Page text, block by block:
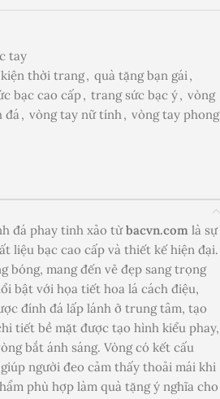
tay
thời trang, quà tặng bạn gái ,
bạc cao cấp, trang sức bạc ý, vòng
đá , vòng tay nữ tính , vòng tay phong
đá phay tinh xảo từbacvn.com là sự
liệu bạc cao cấp và thiết kế hiện đại.
bóng, mang đến vẻ đẹp sang trọng
bật với họa tiết hoa lá cách điệu,
đính đá lấp lánh ở trung tâm, tạo
tiết bề mặt được tạo hình kiểu phay,
bắt ánh sáng. Vòng có kết cấu
người đeo cảm thấy thoải mái khi
phù hợp làm quà tặng ý nghĩa cho